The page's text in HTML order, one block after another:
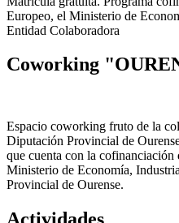
Europeo, el Ministerio de
Entidad Colaboradora
Coworking
Espacio coworking fruto de la
Diputación Provincial de
que cuenta con la
Ministerio de Economía,
Provincial de Ourense.